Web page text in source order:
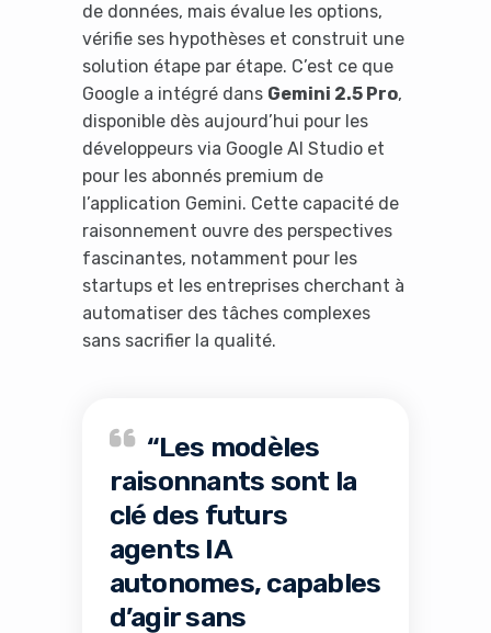
de données, mais évalue les options,
vérifie ses hypothèses et construit une
solution étape par étape. C’est ce que
Google a intégré dans Gemini 2.5 Pro,
disponible dès aujourd’hui pour les
développeurs via Google AI Studio et
pour les abonnés premium de
l’application Gemini. Cette capacité de
raisonnement ouvre des perspectives
fascinantes, notamment pour les
startups et les entreprises cherchant à
automatiser des tâches complexes
sans sacrifier la qualité.
“Les modèles
raisonnants sont la
clé des futurs
agents IA
autonomes, capables
d’agir sans